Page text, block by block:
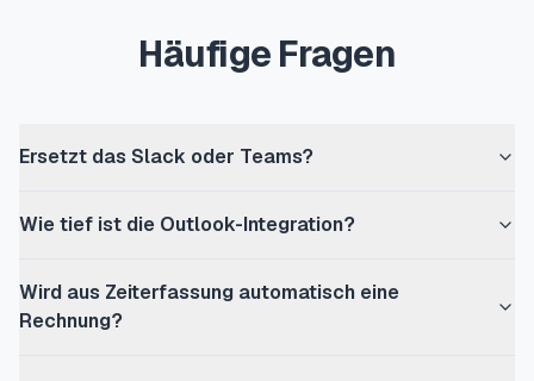
Häufige Fragen
Ersetzt das Slack oder Teams?
Wie tief ist die Outlook-Integration?
Wird aus Zeiterfassung automatisch eine
Rechnung?